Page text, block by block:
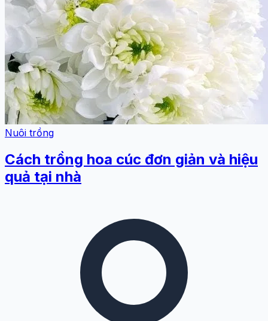
Nuôi trồng
Cách trồng hoa cúc đơn giản và hiệu
quả tại nhà